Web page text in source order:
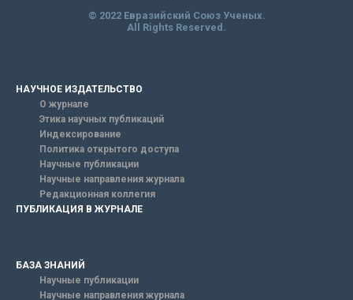
© 2022 Евразийский Союз Ученых.
All Rights Reserved.
НАУЧНОЕ ИЗДАТЕЛЬСТВО
О журнале
Этика научных публикаций
Индексирование
Политика открытого доступа
Научные публикации
Научные направления журнала
Редакционная коллегия
ПУБЛИКАЦИЯ В ЖУРНАЛЕ
БАЗА ЗНАНИЙ
Научные публикации
Научные направления журнала